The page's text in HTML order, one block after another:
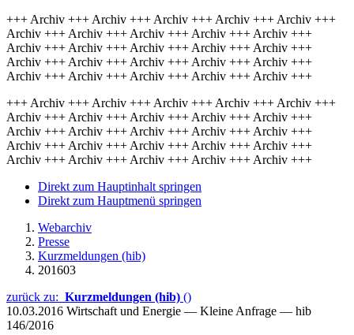
+++ Archiv +++ Archiv +++ Archiv +++ Archiv +++ Archiv +++
Archiv +++ Archiv +++ Archiv +++ Archiv +++ Archiv +++
Archiv +++ Archiv +++ Archiv +++ Archiv +++ Archiv +++
Archiv +++ Archiv +++ Archiv +++ Archiv +++ Archiv +++
Archiv +++ Archiv +++ Archiv +++ Archiv +++ Archiv +++
+++ Archiv +++ Archiv +++ Archiv +++ Archiv +++ Archiv +++
Archiv +++ Archiv +++ Archiv +++ Archiv +++ Archiv +++
Archiv +++ Archiv +++ Archiv +++ Archiv +++ Archiv +++
Archiv +++ Archiv +++ Archiv +++ Archiv +++ Archiv +++
Archiv +++ Archiv +++ Archiv +++ Archiv +++ Archiv +++
Direkt zum Hauptinhalt springen
Direkt zum Hauptmenü springen
Webarchiv
Presse
Kurzmeldungen (hib)
201603
zurück zu: Kurzmeldungen (hib) ()
10.03.2016 Wirtschaft und Energie — Kleine Anfrage — hib
146/2016